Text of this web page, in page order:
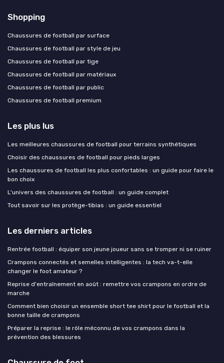
Shopping
Chaussures de football par surface
Chaussures de football par style de jeu
Chaussures de football par tige
Chaussures de football par matériaux
Chaussures de football par public
Chaussures de football premium
Les plus lus
Les meilleures chaussures de football pour terrains synthétiques
Choisir des chaussures de football pour pieds larges
Les chaussures de football les plus confortables : un guide pour faire le
bon choix
L'univers des chaussures de football : un guide complet
Tout savoir sur les protège-tibias : un guide essentiel
Les derniers articles
Rentrée football : équiper son jeune joueur sans se tromper ni se ruiner
Crampons connectés et semelles intelligentes : la tech va-t-elle
changer le foot amateur ?
Reprise d'entraînement en août : remettre vos crampons en ordre de
marche
Comment bien choisir un ensemble short tee shirt pour le football et la
bonne taille de crampons
Préparer la reprise : le rôle méconnu de vos crampons dans la
prévention des blessures